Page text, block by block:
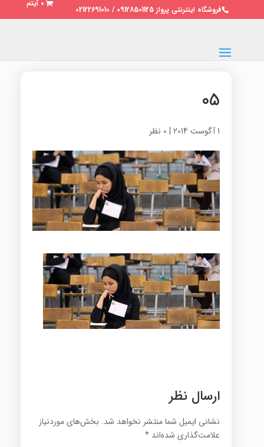
فروشگاه اینترنتی پرواز 09128501125 / 02122691010
0 آیتم
05
1 آگوست 2014 | 0 نظر
ارسال نظر
نشانی ایمیل شما منتشر نخواهد شد. بخش‌های موردنیاز
علامت‌گذاری شده‌اند *